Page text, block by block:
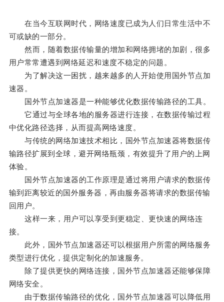
在当今互联网时代，网络速度已成为人们日常生活中不
可或缺的一部分。
然而，随着数据传输量的增加和网络拥堵的加剧，很多
用户常常遭遇到网络延迟和速度不稳定的问题。
为了解决这一困扰，越来越多的人开始使用国外节点加
速器。
国外节点加速器是一种能够优化数据传输路径的工具。
它通过与全球各地的服务器进行连接，在数据传输过程
中优化路径选择，从而提高网络速度。
与传统的网络加速技术相比，国外节点加速器将数据传
输路径扩展到全球，避开网络瓶颈，有效提升了用户的上网
体验。
国外节点加速器的工作原理是通过将用户请求的数据传
输到距离较近的国外服务器，再由服务器将请求的数据传输
回用户。
这样一来，用户可以享受到更稳定、更快速的网络连
接。
此外，国外节点加速器还可以根据用户所需的网络服务
类型进行优化，提供定制化的加速服务。
除了提供更快的网络连接，国外节点加速器还能够保障
网络安全。
由于数据传输路径的优化，国外节点加速器可以降低用